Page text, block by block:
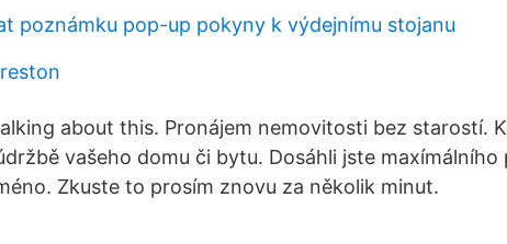
poznámku pop-up pokyny k výdejnímu stojanu
talking about this. Pronájem nemovitosti bez starostí.
vašeho domu či bytu. Dosáhli jste
Zkuste to prosím znovu za několik minut.